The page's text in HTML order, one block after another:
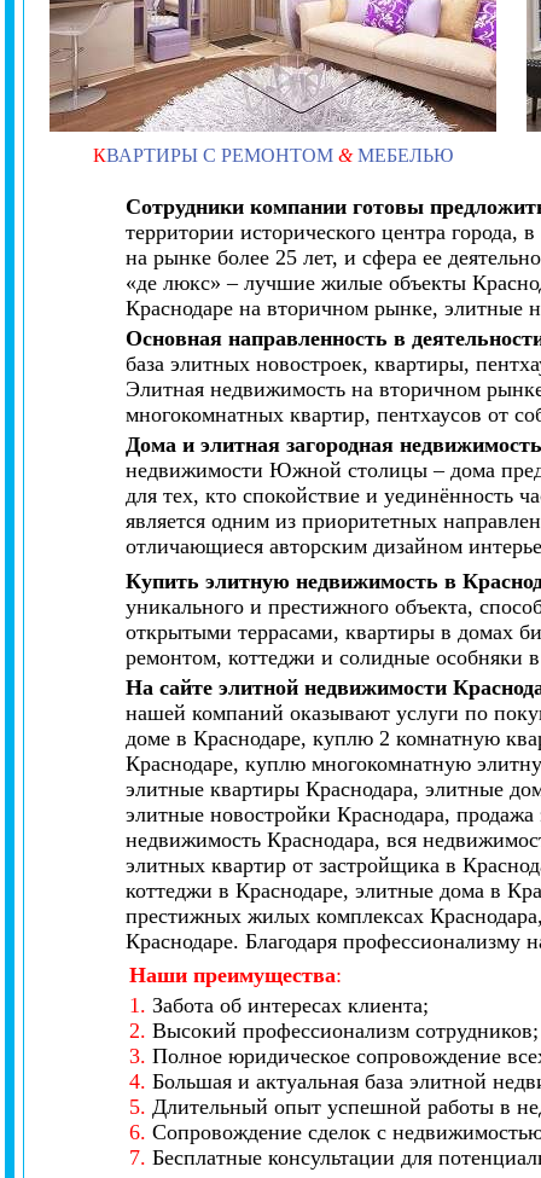
КВАРТИРЫ С РЕМОНТОМ &МЕБЕЛЬЮ
Сотрудники компании готовы
территории исторического центра
на рынке более 25 лет, и сфера ее
«де люкс» – лучшие жилые объекты
Краснодаре на вторичном рынке, элитные
Основная направленность в
база элитных новостроек, квартиры,
Элитная недвижимость на вторичном
многокомнатных квартир, пентхаусов от
Дома и элитная загородная
недвижимости Южной столицы – дома
для тех, кто спокойствие и уединённость
является одним из приоритетных
отличающиеся авторским дизайном
Купить элитную недвижимость в
уникального и престижного объекта,
открытыми террасами, квартиры в домах
ремонтом, коттеджи и солидные особняки
На сайте элитной недвижимости
нашей компаний оказывают услуги по
доме в Краснодаре, куплю 2 комнатную
Краснодаре, куплю многокомнатную
элитные квартиры Краснодара, элитные
элитные новостройки Краснодара,
недвижимость Краснодара, вся
элитных квартир от застройщика в
коттеджи в Краснодаре, элитные дома в
престижных жилых комплексах
Краснодаре. Благодаря
Наши преимущества:
1. Забота об интересах клиента;
2. Высокий профессионализм сотрудников;
3. Полное юридическое сопровождение
4. Большая и актуальная база элитной
5. Длительный опыт успешной работы в
6. Сопровождение сделок с
7. Бесплатные консультации для